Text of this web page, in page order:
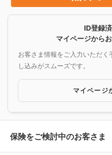
ID登録
マイページから
お客さま情報をご入力いただ
し込みがスムーズです。
マイページ
保険をご検討中のお客さま